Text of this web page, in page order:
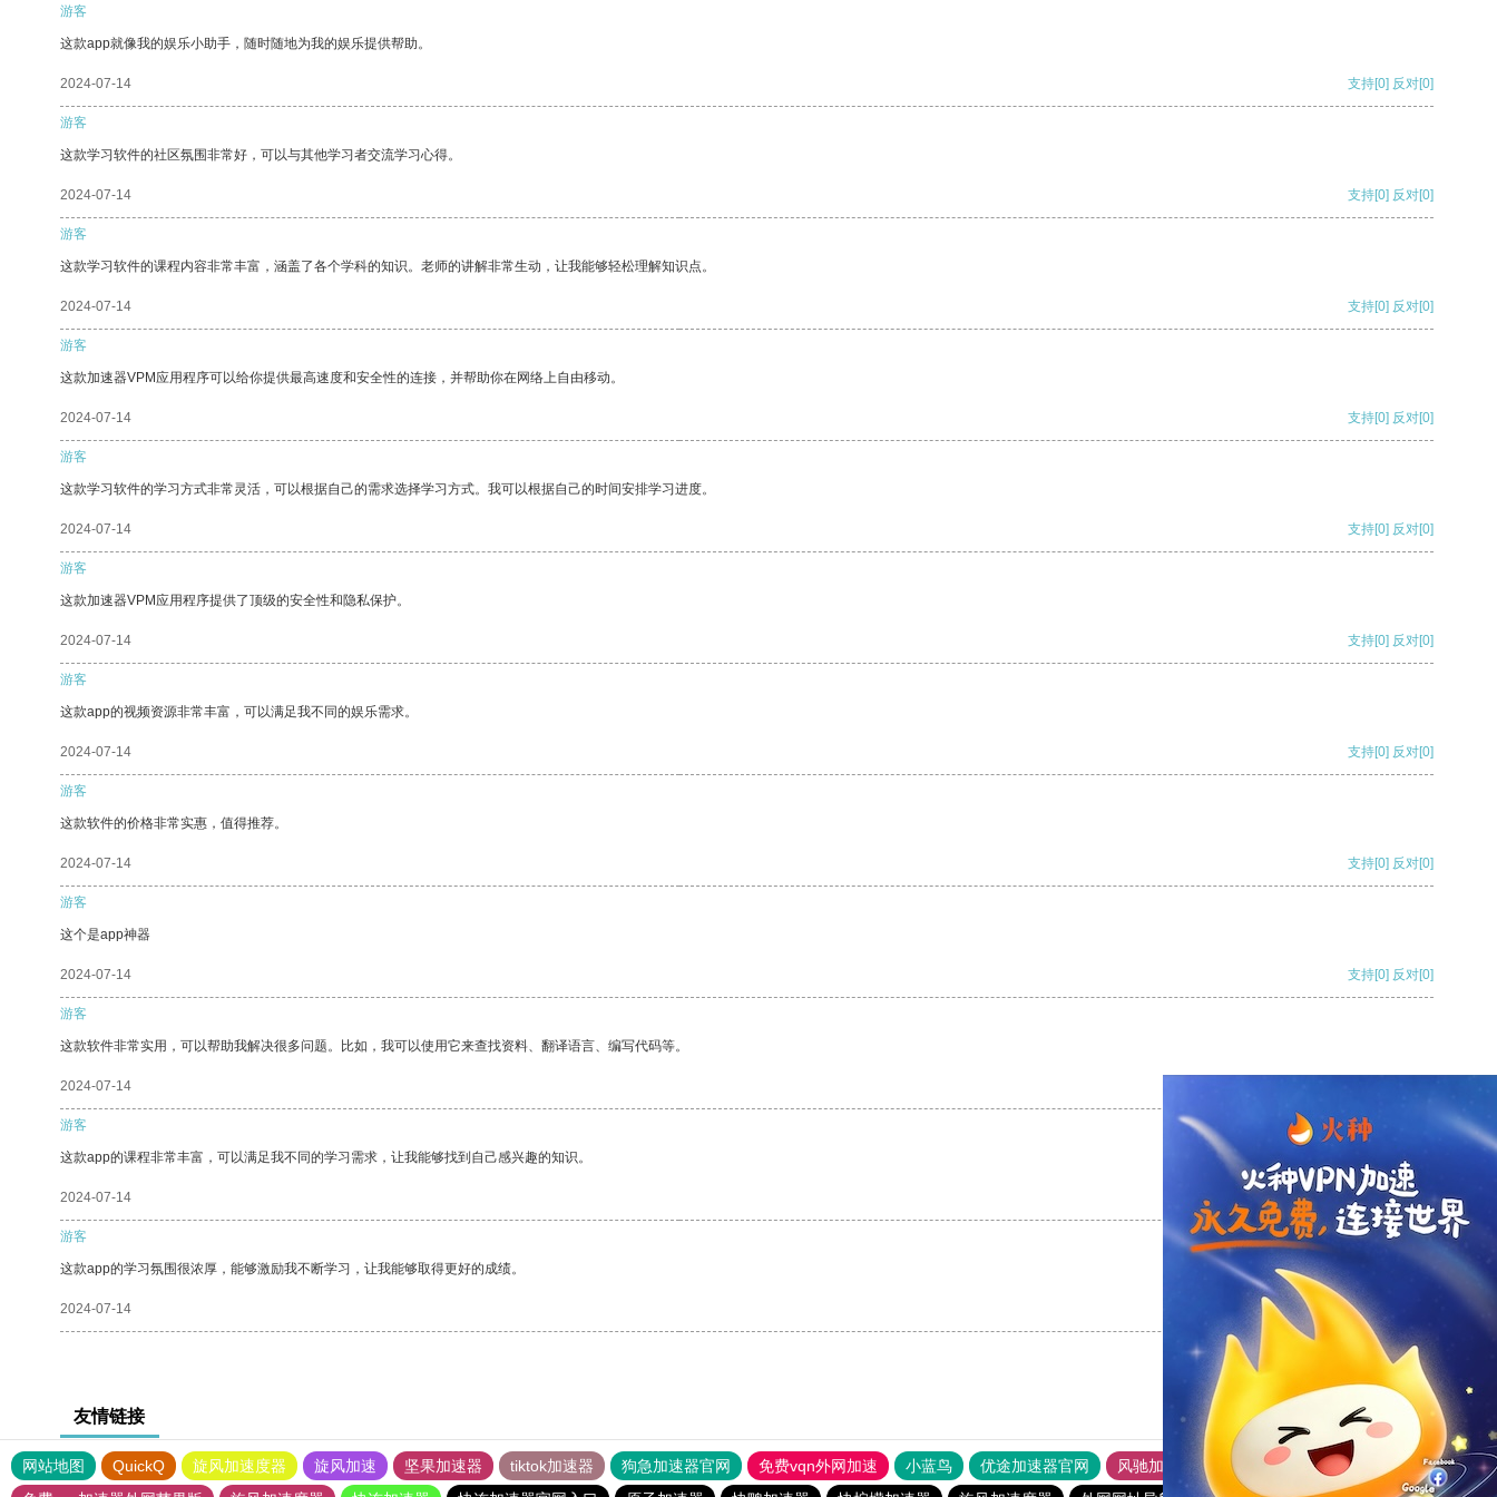
游客
这款app就像我的娱乐小助手，随时随地为我的娱乐提供帮助。
2024-07-14 支持[0] 反对[0]
游客
这款学习软件的社区氛围非常好，可以与其他学习者交流学习心得。
2024-07-14 支持[0] 反对[0]
游客
这款学习软件的课程内容非常丰富，涵盖了各个学科的知识。老师的讲解非常生动，让我能够轻松理解知识点。
2024-07-14 支持[0] 反对[0]
游客
这款加速器VPM应用程序可以给你提供最高速度和安全性的连接，并帮助你在网络上自由移动。
2024-07-14 支持[0] 反对[0]
游客
这款学习软件的学习方式非常灵活，可以根据自己的需求选择学习方式。我可以根据自己的时间安排学习进度。
2024-07-14 支持[0] 反对[0]
游客
这款加速器VPM应用程序提供了顶级的安全性和隐私保护。
2024-07-14 支持[0] 反对[0]
游客
这款app的视频资源非常丰富，可以满足我不同的娱乐需求。
2024-07-14 支持[0] 反对[0]
游客
这款软件的价格非常实惠，值得推荐。
2024-07-14 支持[0] 反对[0]
游客
这个是app神器
2024-07-14 支持[0] 反对[0]
游客
这款软件非常实用，可以帮助我解决很多问题。比如，我可以使用它来查找资料、翻译语言、编写代码等。
2024-07-14
游客
这款app的课程非常丰富，可以满足我不同的学习需求，让我能够找到自己感兴趣的知识。
2024-07-14 支持 [0] 反对[0]
游客
这款app的学习氛围很浓厚，能够激励我不断学习，让我能够取得更好的成绩。
2024-07-14 支持
友情链接
网站地图 QuickQ 旋风加速度器 旋风加速 坚果加速器 tiktok加速器 狗急加速器官网 免费vqn外网加速 小蓝鸟 优途加速器官网 风驰加速器
旋风加速器